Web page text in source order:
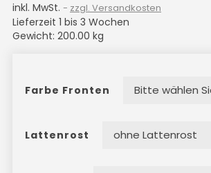
inkl. MwSt. zzgl. Versandkosten
Lieferzeit 1 bis 3 Wochen
Gewicht: 200.00 kg
Farbe Fronten
Lattenrost